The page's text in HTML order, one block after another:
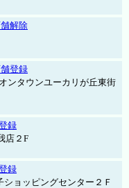
解除
登録
タウンユーカリが丘東街
録
店２F
録
ョッピングセンター２Ｆ